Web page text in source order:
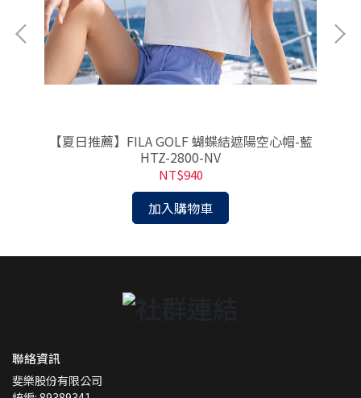
【夏日推薦】FILA GOLF 蝴蝶結遮陽空心帽-藍
HTZ-2800-NV
NT$940
加入購物車
聯絡資訊
斐樂股份有限公司